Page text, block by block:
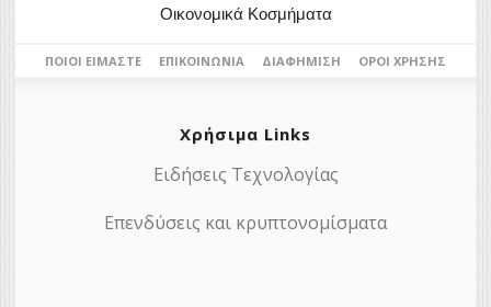
Οικονομικά Κοσμήματα
ΠΟΙΟΙ ΕΊΜΑΣΤΕ ΕΠΙΚΟΙΝΩΝΊΑ ΔΙΑΦΉΜΙΣΗ ΌΡΟΙ ΧΡΉΣΗΣ
Χρήσιμα Links
Ειδήσεις Τεχνολογίας
Επενδύσεις και κρυπτονομίσματα